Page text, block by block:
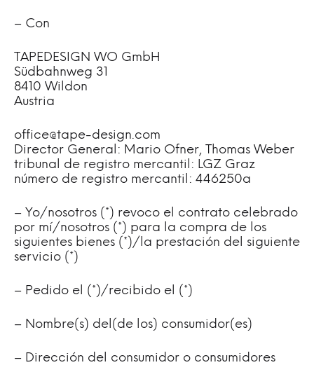
– Con
TAPEDESIGN WO GmbH
Südbahnweg 31
8410 Wildon
Austria
office@tape-design.com
Director General: Mario Ofner, Thomas Weber
tribunal de registro mercantil: LGZ Graz
número de registro mercantil: 446250a
– Yo/nosotros (*) revoco el contrato celebrado
por mí/nosotros (*) para la compra de los
siguientes bienes (*)/la prestación del siguiente
servicio (*)
– Pedido el (*)/recibido el (*)
– Nombre(s) del(de los) consumidor(es)
– Dirección del consumidor o consumidores